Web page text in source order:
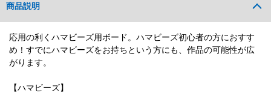
商品説明
応用の利くハマビーズ用ボード。ハマビーズ初心者の方におすす
め！すでにハマビーズをお持ちという方にも、作品の可能性が広
がります。
【ハマビーズ】